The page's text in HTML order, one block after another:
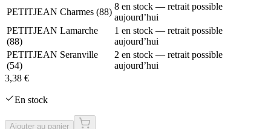
PETITJEAN Charmes (88)
8 en stock — retrait possible
aujourd’hui
PETITJEAN Lamarche
(88)
1 en stock — retrait possible
aujourd’hui
PETITJEAN Seranville
(54)
2 en stock — retrait possible
aujourd’hui
3,38 €
En stock
Ajouter au panier